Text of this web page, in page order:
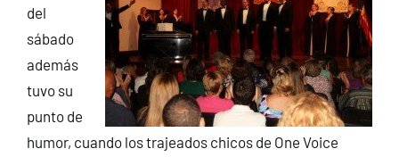
del
sábado
además
tuvo su
punto de
humor, cuando los trajeados chicos de One Voice